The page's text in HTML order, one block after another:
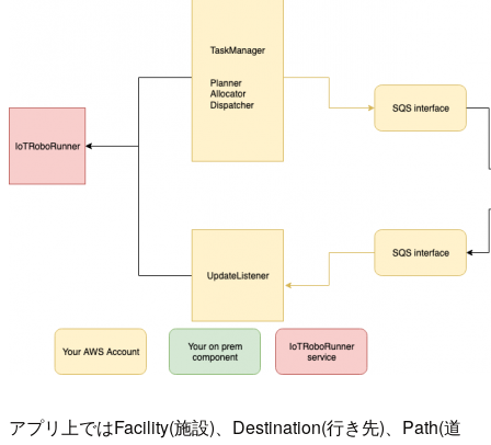
アプリ上ではFacility(施設)、Destination(行き先)、Path(道